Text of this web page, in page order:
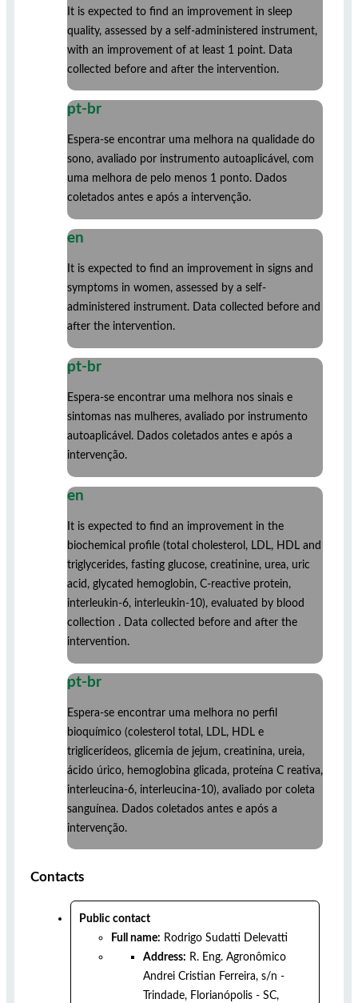
It is expected to find an improvement in sleep
quality, assessed by a self-administered instrument,
with an improvement of at least 1 point. Data
collected before and after the intervention.
pt-br
Espera-se encontrar uma melhora na qualidade do
sono, avaliado por instrumento autoaplicável, com
uma melhora de pelo menos 1 ponto. Dados
coletados antes e após a intervenção.
en
It is expected to find an improvement in signs and
symptoms in women, assessed by a self-
administered instrument. Data collected before and
after the intervention.
pt-br
Espera-se encontrar uma melhora nos sinais e
sintomas nas mulheres, avaliado por instrumento
autoaplicável. Dados coletados antes e após a
intervenção.
en
It is expected to find an improvement in the
biochemical profile (total cholesterol, LDL, HDL and
triglycerides, fasting glucose, creatinine, urea, uric
acid, glycated hemoglobin, C-reactive protein,
interleukin-6, interleukin-10), evaluated by blood
collection . Data collected before and after the
intervention.
pt-br
Espera-se encontrar uma melhora no perfil
bioquímico (colesterol total, LDL, HDL e
triglicerídeos, glicemia de jejum, creatinina, ureia,
ácido úrico, hemoglobina glicada, proteína C reativa,
interleucina-6, interleucina-10), avaliado por coleta
sanguínea. Dados coletados antes e após a
intervenção.
Contacts
Public contact
Full name: Rodrigo Sudatti Delevatti
Address: R. Eng. Agronômico
Andrei Cristian Ferreira, s/n -
Trindade, Florianópolis - SC,